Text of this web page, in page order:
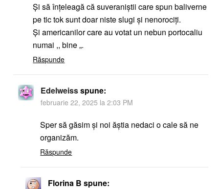
Și să înțeleagă că suveraniștii care spun baliverne
pe tic tok sunt doar niste slugi și nenorociți.
Și americanilor care au votat un nebun portocaliu
numai ,, bine „.
Răspunde
Edelweissspune:
februarie 22, 2025 la 2:03 PM
Sper să găsim și noi ăștia nedaci o cale să ne
organizăm.
Răspunde
Florina B spune: